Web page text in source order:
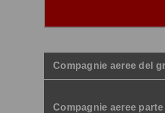
Compagnie aeree del
Compagnie aeree